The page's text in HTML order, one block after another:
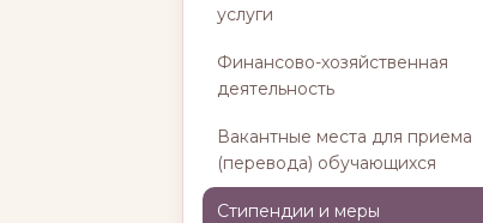
услуги
Финансово-хозяйственная
деятельность
Вакантные места для приема
(перевода) обучающихся
Стипендии и меры